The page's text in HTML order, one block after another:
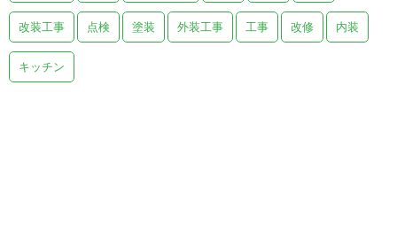
改装工事 点検 塗装 外装工事 工事 改修 内装
キッチン